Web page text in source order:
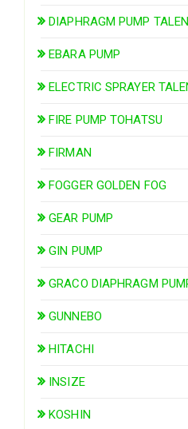
DIAPHRAGM PUMP
EBARA PUMP
ELECTRIC SPRAYER
FIRE PUMP TOHATSU
FIRMAN
FOGGER GOLDEN FOG
GEAR PUMP
GIN PUMP
GRACO DIAPHRAGM
GUNNEBO
HITACHI
INSIZE
KOSHIN